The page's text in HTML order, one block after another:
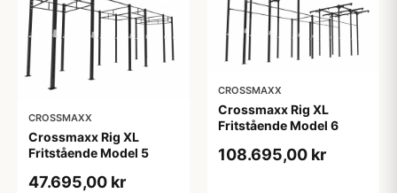
CROSSMAXX
Crossmaxx Rig XL
Fritstående Model 5
47.695,00 kr
CROSSMAXX
Crossmaxx Rig XL
Fritstående Model 6
108.695,00 kr